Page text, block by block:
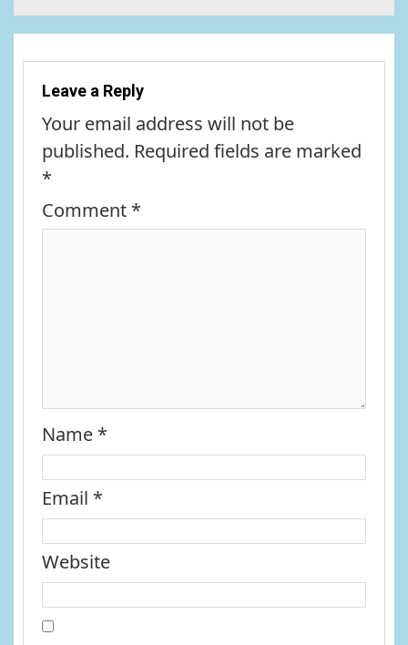
Leave a Reply
Your email address will not be
published. Required fields are marked
*
Comment *
Name *
Email *
Website